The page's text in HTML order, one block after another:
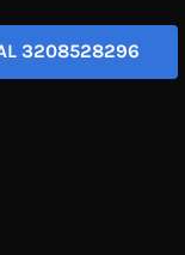
3208528296